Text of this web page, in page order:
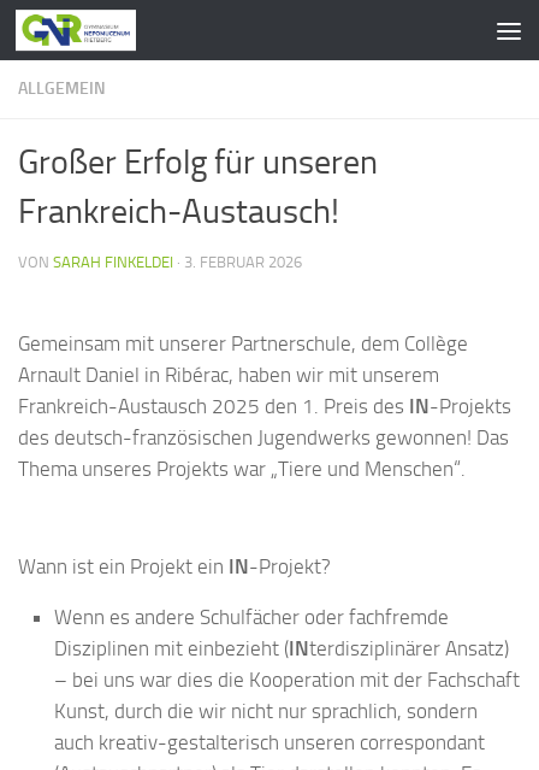
Zum Inhalt springen
ALLGEMEIN
Großer Erfolg für unseren
Frankreich-Austausch!
VON SARAH FINKELDEI · 3. FEBRUAR 2026
Gemeinsam mit unserer Partnerschule, dem Collège
Arnault Daniel in Ribérac, haben wir mit unserem
Frankreich-Austausch 2025 den 1. Preis des IN-Projekts
des deutsch-französischen Jugendwerks gewonnen! Das
Thema unseres Projekts war „Tiere und Menschen“.
Wann ist ein Projekt ein IN-Projekt?
Wenn es andere Schulfächer oder fachfremde
Disziplinen mit einbezieht (INterdisziplinärer Ansatz)
– bei uns war dies die Kooperation mit der Fachschaft
Kunst, durch die wir nicht nur sprachlich, sondern
auch kreativ-gestalterisch unseren correspondant